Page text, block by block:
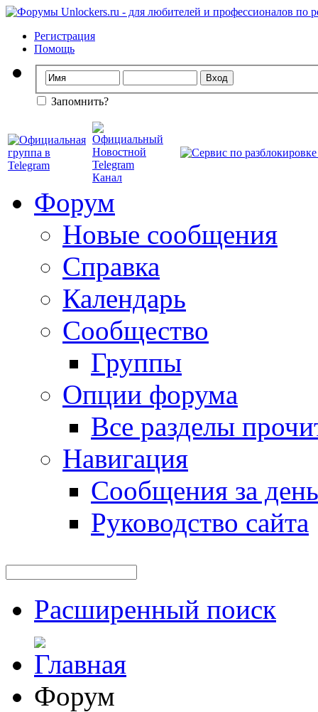
Регистрация
Помощь
Запомнить?
Форум
Новые сообщения
Справка
Календарь
Сообщество
Группы
Опции форума
Все разделы
Навигация
Сообщения за день
Руководство сайта
Расширенный поиск
Форум